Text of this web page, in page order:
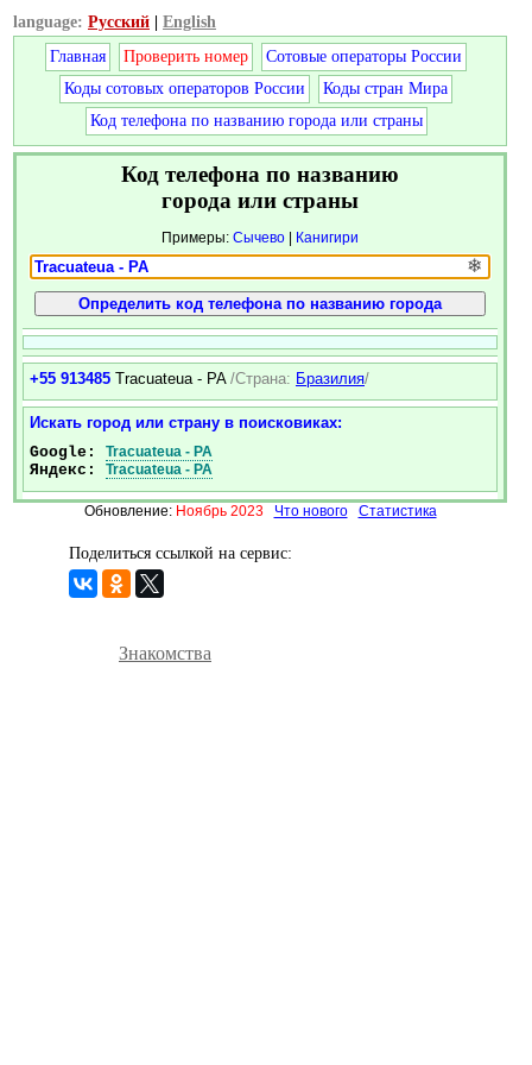
language: Русский
English
Главная
Проверить номер
Сотовые операторы России
Коды сотовых операторов России
Коды стран Мира
Код телефона по названию города или страны
Код телефона по названию
города или страны
Примеры: Сычево | Канигири
❄
+55 913485 Tracuateua - PA /Страна: Бразилия/
Искать город или страну в поисковиках:
Google: Tracuateua - PA
Яндекс: Tracuateua - PA
Обновление: Ноябрь 2023 Что нового Статистика
Поделиться ссылкой на сервис:
Знакомства